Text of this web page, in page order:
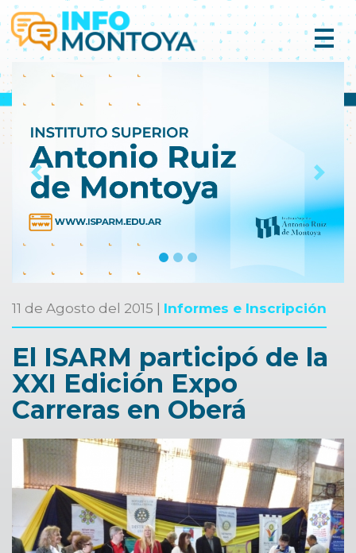
Previous Next
11 de Agosto del 2015 | Informes e Inscripción
El ISARM participó de la
XXI Edición Expo
Carreras en Oberá